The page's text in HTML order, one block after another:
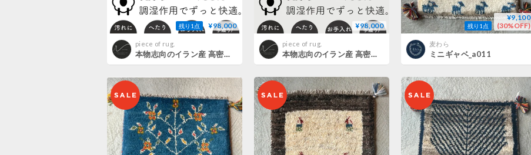
残り1点 ¥98,000
piece of rug.
本物志向のイラン産 高密度 ペルシャギャッベ 手織り Lion 282283 63cmx90cm
¥98,000
piece of rug.
本物志向のイラン産 高密度 ペルシャギャッベ 手織り Lion 282288 66cmx103cm
残り1点
¥9,100
(30%OFF)
麦わら
ミニギャベ_a011